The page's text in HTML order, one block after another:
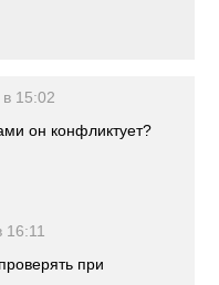
15:02
он конфликтует?
16:11
при